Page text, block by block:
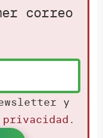
correo
y
.